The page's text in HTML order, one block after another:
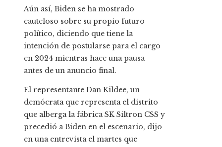
Aún así, Biden se ha mostrado
cauteloso sobre su propio futuro
político, diciendo que tiene la
intención de postularse para el cargo
en 2024 mientras hace una pausa
antes de un anuncio final.
El representante Dan Kildee, un
demócrata que representa el distrito
que alberga la fábrica SK Siltron CSS y
precedió a Biden en el escenario, dijo
en una entrevista el martes que